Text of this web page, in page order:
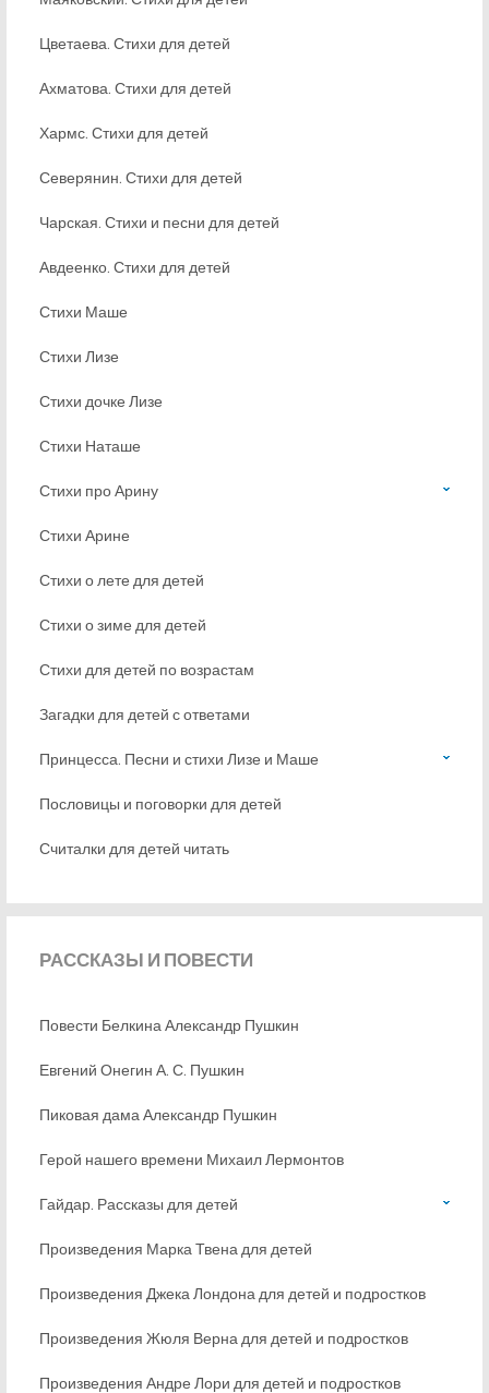
Цветаева. Стихи для детей
Ахматова. Стихи для детей
Хармс. Стихи для детей
Северянин. Стихи для детей
Чарская. Стихи и песни для детей
Авдеенко. Стихи для детей
Стихи Маше
Стихи Лизе
Стихи дочке Лизе
Стихи Наташе
Стихи про Арину
Стихи Арине
Стихи о лете для детей
Стихи о зиме для детей
Стихи для детей по возрастам
Загадки для детей с ответами
Принцесса. Песни и стихи Лизе и Маше
Пословицы и поговорки для детей
Считалки для детей читать
РАССКАЗЫ И ПОВЕСТИ
Повести Белкина Александр Пушкин
Евгений Онегин А. С. Пушкин
Пиковая дама Александр Пушкин
Герой нашего времени Михаил Лермонтов
Гайдар. Рассказы для детей
Произведения Марка Твена для детей
Произведения Джека Лондона для детей и подростков
Произведения Жюля Верна для детей и подростков
Произведения Андре Лори для детей и подростков